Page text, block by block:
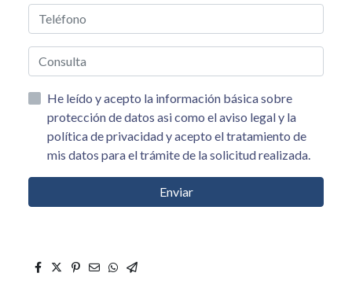
He leído y acepto la información básica sobre
protección de datos asi como el aviso legal y la
política de privacidad y acepto el tratamiento de
mis datos para el trámite de la solicitud realizada.
Enviar